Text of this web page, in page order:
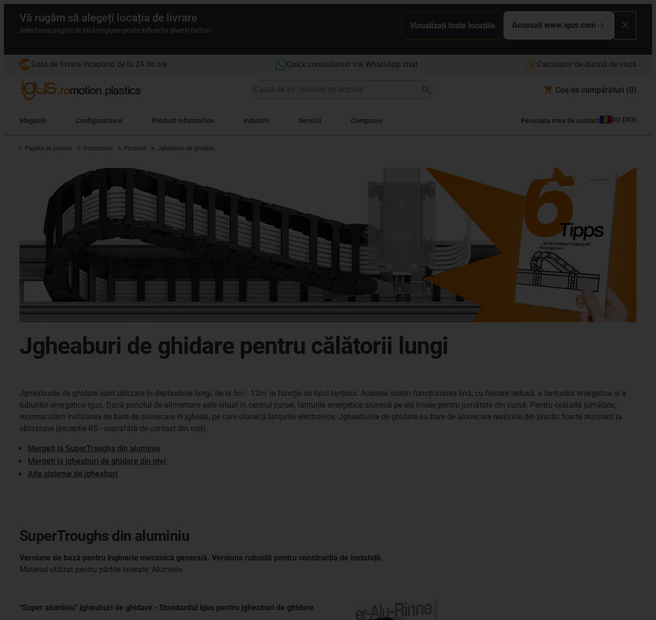
Vă rugăm să alegeți locația de livrare
Selectarea paginii de țară/regiune poate influența diverși factori
Vizualizați toate locațiile Accesați www.igus.com
Gata de livrare începând de la 24 de ore Quick consultation via WhatsApp chat Calculator de durată de viață
Coș de cumpărături (0)
Magazin Configuratoare Product information Industrii Servicii Companie Persoana mea de contact RO (RO)
Pagina de pornire Portcabluri Produse Jgheaburi de ghidare
Jgheaburi de ghidare pentru călătorii lungi
Jgheaburile de ghidare sunt utilizate în deplasările lungi, de la 5m - 12m, în funcție de tipul lanțului. Acestea susțin funcționarea lină, cu frecare redusă, a lanțurilor energetice și a
tuburilor energetice igus. Dacă punctul de alimentare este situat în centrul cursei, lanțurile energetice alunecă pe ele însele pentru jumătate din cursă. Pentru cealaltă jumătate,
recomandăm instalarea de bare de alunecare în jgheab, pe care alunecă lanțurile electronice. Jgheaburile de ghidare au bare de alunecare realizate din plastic foarte rezistent la
abraziune (excepție RS - suprafață de contact din oțel).
Mergeți la SuperTroughs din aluminiu
Mergeți la jgheaburi de ghidare din oțel
​​​​​​​Alte sisteme de jgheaburi
SuperTroughs din aluminiu
Versiune de bază pentru inginerie mecanică generală. Versiune robustă pentru construcția de instalații.
Material utilizat pentru părțile laterale: Aluminiu
"Super aluminiu" jgheaburi de ghidare - Standardul igus pentru jgheaburi de ghidare